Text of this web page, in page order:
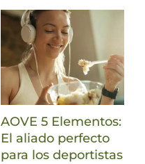
AOVE 5 Elementos:
El aliado perfecto
para los deportistas